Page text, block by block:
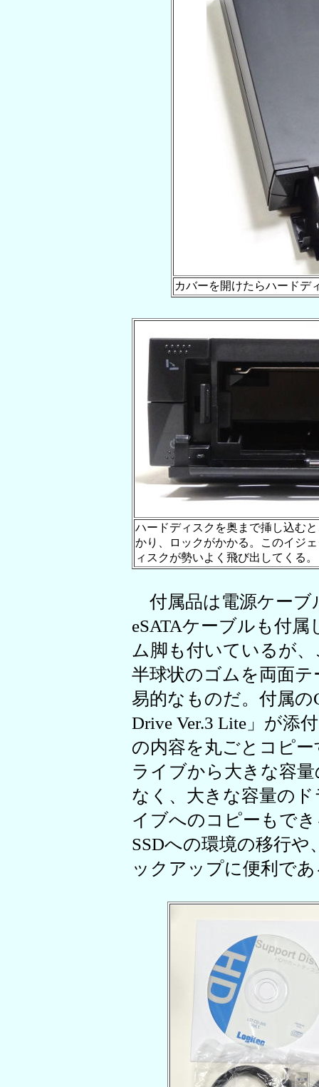
カバーを開けたらハードデ
ハードディスクを奥まで挿し込む
かり、ロックがかかる。このイジ
ィスクが勢いよく飛び出してくる。
付属品は電源ケーブ
eSATAケーブルも付
ム脚も付いているが
半球状のゴムを両面
易的なものだ。付属の
Drive Ver.3 Lite」が添
の内容を丸ごとコピ
ライブから大きな容
なく、大きな容量の
イブへのコピーもで
SSDへの環境の移行
ックアップに便利で